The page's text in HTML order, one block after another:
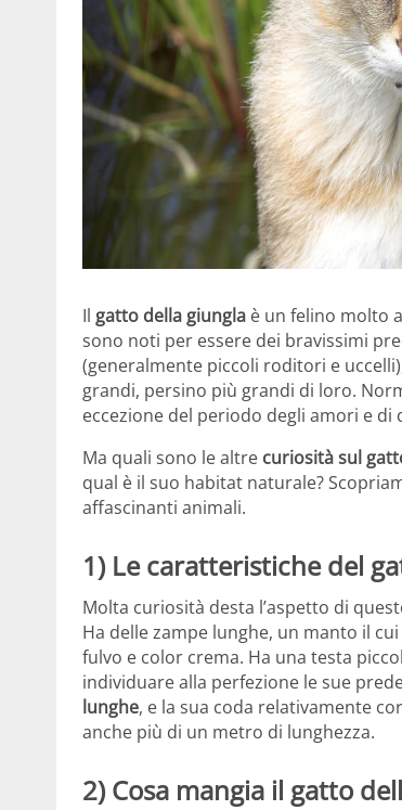
Il gatto della giungla è un felino molto
sono noti per essere dei bravissimi
(generalmente piccoli roditori e
grandi, persino più grandi di loro.
eccezione del periodo degli amori e
Ma quali sono le altre curiosità sul
qual è il suo habitat naturale?
affascinanti animali.
1) Le caratteristiche del
Molta curiosità desta l’aspetto di
Ha delle zampe lunghe, un manto il
fulvo e color crema. Ha una testa
individuare alla perfezione le sue
lunghe, e la sua coda relativamente
anche più di un metro di lunghezza.
2) Cosa mangia il gatto